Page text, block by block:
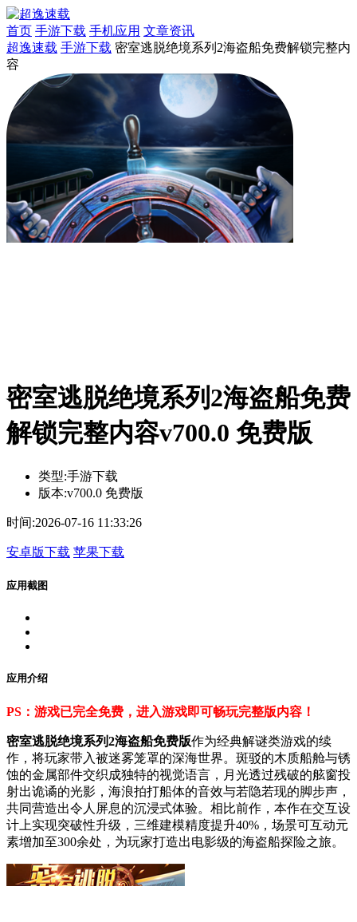
首页 手游下载 手机应用 文章资讯
超逸速载 手游下载 密室逃脱绝境系列2海盗船免费解锁完整内
容
密室逃脱绝境系列2海盗船免费
解锁完整内容v700.0 免费版
类型:手游下载
版本:v700.0 免费版
时间:2026-07-16 11:33:26
安卓版下载 苹果下载
应用截图
应用介绍
PS：游戏已完全免费，进入游戏即可畅玩完整版内容！
密室逃脱绝境系列2海盗船免费版作为经典解谜类游戏的续
作，将玩家带入被迷雾笼罩的深海世界。斑驳的木质船舱与锈
蚀的金属部件交织成独特的视觉语言，月光透过残破的舷窗投
射出诡谲的光影，海浪拍打船体的音效与若隐若现的脚步声，
共同营造出令人屏息的沉浸式体验。相比前作，本作在交互设
计上实现突破性升级，三维建模精度提升40%，场景可互动元
素增加至300余处，为玩家打造出电影级的海盗船探险之旅。